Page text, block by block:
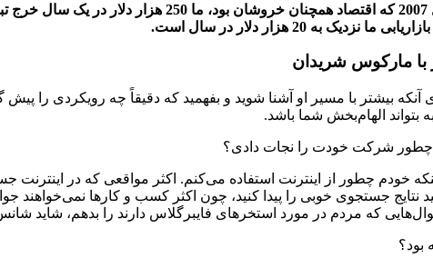
با مارکوس شریدان
آنکه بیشتر با مسیر او آشنا شوید و بفهمید که دقیقاً چه رویکردی را
بتواند الهام‌بخش شما باشد.
چطور شرکت خودت را نجات دادی؟
خودم چطور از اینترنت استفاده می‌کنم. اکثر مواقعی که در
نتایج جستجوی خوبی را پیدا کنید، چون اکثر کسب و کارها
که مردم در مورد استخرهای فایبرگلاس دارند را بدهم، شاید
بود؟